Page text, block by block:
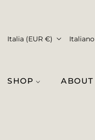
Italia (EUR €) Italiano
SHOP ABOUT